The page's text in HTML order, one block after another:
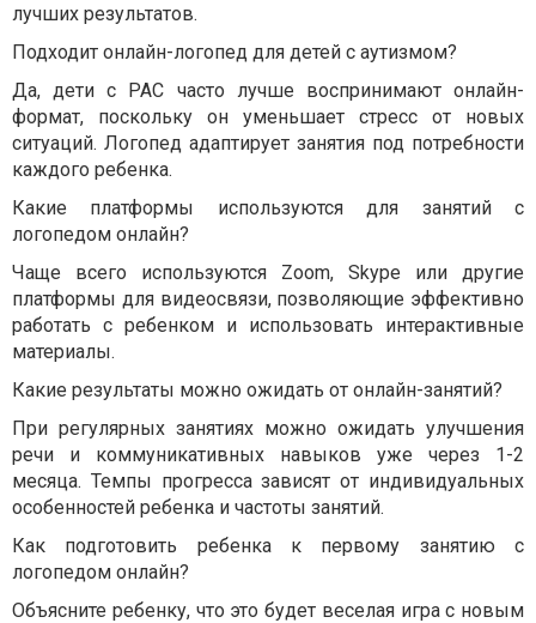
лучших результатов.
Подходит онлайн-логопед для детей с аутизмом?
Да, дети с РАС часто лучше воспринимают онлайн-
формат, поскольку он уменьшает стресс от новых
ситуаций. Логопед адаптирует занятия под потребности
каждого ребенка.
Какие платформы используются для занятий с
логопедом онлайн?
Чаще всего используются Zoom, Skype или другие
платформы для видеосвязи, позволяющие эффективно
работать с ребенком и использовать интерактивные
материалы.
Какие результаты можно ожидать от онлайн-занятий?
При регулярных занятиях можно ожидать улучшения
речи и коммуникативных навыков уже через 1-2
месяца. Темпы прогресса зависят от индивидуальных
особенностей ребенка и частоты занятий.
Как подготовить ребенка к первому занятию с
логопедом онлайн?
Объясните ребенку, что это будет веселая игра с новым